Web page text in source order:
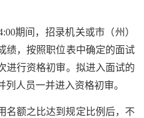
期间，招录机关或市（州）
绩，按照职位表中确定的面试
进行资格初审。拟进入面试的
人员一并进入资格初审。
名额之比达到规定比例后，不